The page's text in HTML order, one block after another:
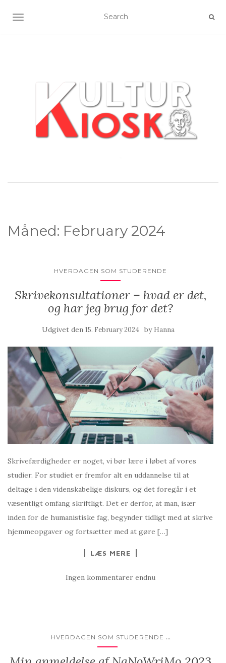
SLÅ NAVIGATION TIL/FRA
Måned: February 2024
HVERDAGEN SOM STUDERENDE
Skrivekonsultationer – hvad er det,
og har jeg brug for det?
Udgivet den 15. February 2024 by Hanna
Skrivefærdigheder er noget, vi bør lære i løbet af vores
studier. For studiet er fremfor alt en uddannelse til at
deltage i den videnskabelige diskurs, og det foregår i et
væsentligt omfang skriftligt. Det er derfor, at man, især
inden for de humanistiske fag, begynder tidligt med at skrive
hjemmeopgaver og fortsætter med at gøre […]
LÆS MERE
Ingen kommentarer endnu
HVERDAGEN SOM STUDERENDE ...